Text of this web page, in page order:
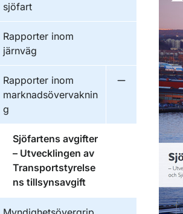
sjöfart
Publikationer inom
Rapporter inom
järnväg
Publikationer inom
Rapporter inom
marknadsövervaknin
g
Undermeny
Publikationer inom
Sjöfartens avgifter
– Utvecklingen av
Transportstyrelse
ns tillsynsavgift
Publikationer inom